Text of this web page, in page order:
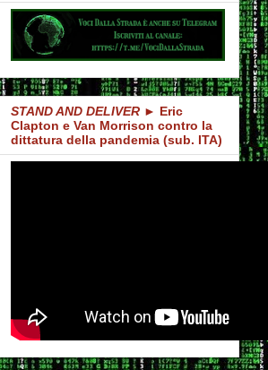
STAND AND DELIVER► Eric
Clapton e Van Morrison contro la
dittatura della pandemia (sub. ITA)